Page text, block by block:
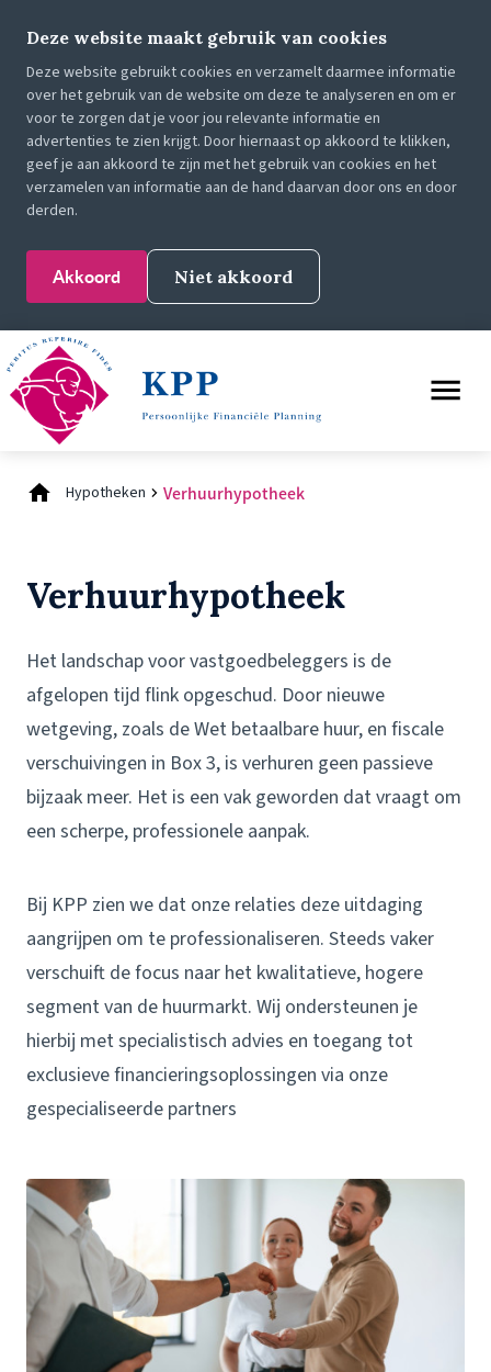
Deze website maakt gebruik van cookies
Deze website gebruikt cookies en verzamelt daarmee informatie
over het gebruik van de website om deze te analyseren en om er
voor te zorgen dat je voor jou relevante informatie en
advertenties te zien krijgt. Door hiernaast op akkoord te klikken,
geef je aan akkoord te zijn met het gebruik van cookies en het
verzamelen van informatie aan de hand daarvan door ons en door
derden.
Akkoord Niet akkoord
Hypotheken Verhuurhypotheek
Verhuur­hypotheek
Het landschap voor vastgoedbeleggers is de
afgelopen tijd flink opgeschud. Door nieuwe
wetgeving, zoals de Wet betaalbare huur, en fiscale
verschuivingen in Box 3, is verhuren geen passieve
bijzaak meer. Het is een vak geworden dat vraagt om
een scherpe, professionele aanpak.
Bij KPP zien we dat onze relaties deze uitdaging
aangrijpen om te professionaliseren. Steeds vaker
verschuift de focus naar het kwalitatieve, hogere
segment van de huurmarkt. Wij ondersteunen je
hierbij met specialistisch advies en toegang tot
exclusieve financieringsoplossingen via onze
gespecialiseerde partners